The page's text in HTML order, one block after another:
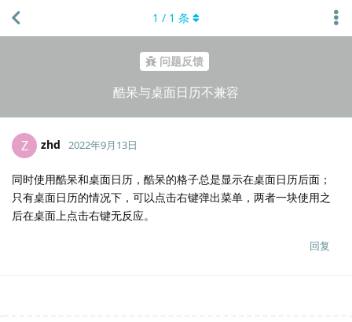
问题反馈
酷呆与桌面日历不兼容
1 / 1 条
Z zhd 2022年9月13日
同时使用酷呆和桌面日历，酷呆的格子总是显示在桌面日历后面；
只有桌面日历的情况下，可以点击右键弹出菜单，两者一块使用之
后在桌面上点击右键无反应。
回复